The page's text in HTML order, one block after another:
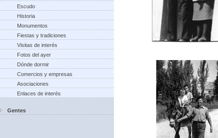
Escudo
Historia
Monumentos
Fiestas y tradiciones
Visitas de interés
Fotos del ayer
Dónde dormir
Comercios y empresas
Asociaciones
Enlaces de interés
Gentes